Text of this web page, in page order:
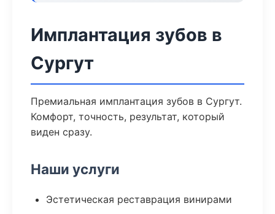
Имплантация зубов в
Сургут
Премиальная имплантация зубов в Сургут.
Комфорт, точность, результат, который
виден сразу.
Наши услуги
Эстетическая реставрация винирами